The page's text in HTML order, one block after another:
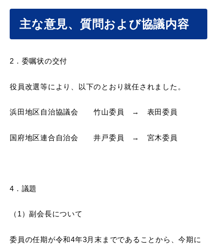
ごみ・リサイクル
主な意見、質問および協議内容
2．委嘱状の交付
役員改選等により、 以下のとおり就任されました。
浜田地区自治協議会 竹山委員 → 表田委員
国府地区連合自治会 井戸委員 → 宮木委員
4．議題
（1）副会長について
委員の任期が令和4年3月末までであることから、今期に